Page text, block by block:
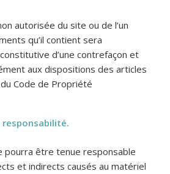
autorisée du site ou de l’un
qu’il contient sera
d’une contrefaçon et
aux dispositions des articles
Code de Propriété
pourra être tenue responsable
et indirects causés au matériel